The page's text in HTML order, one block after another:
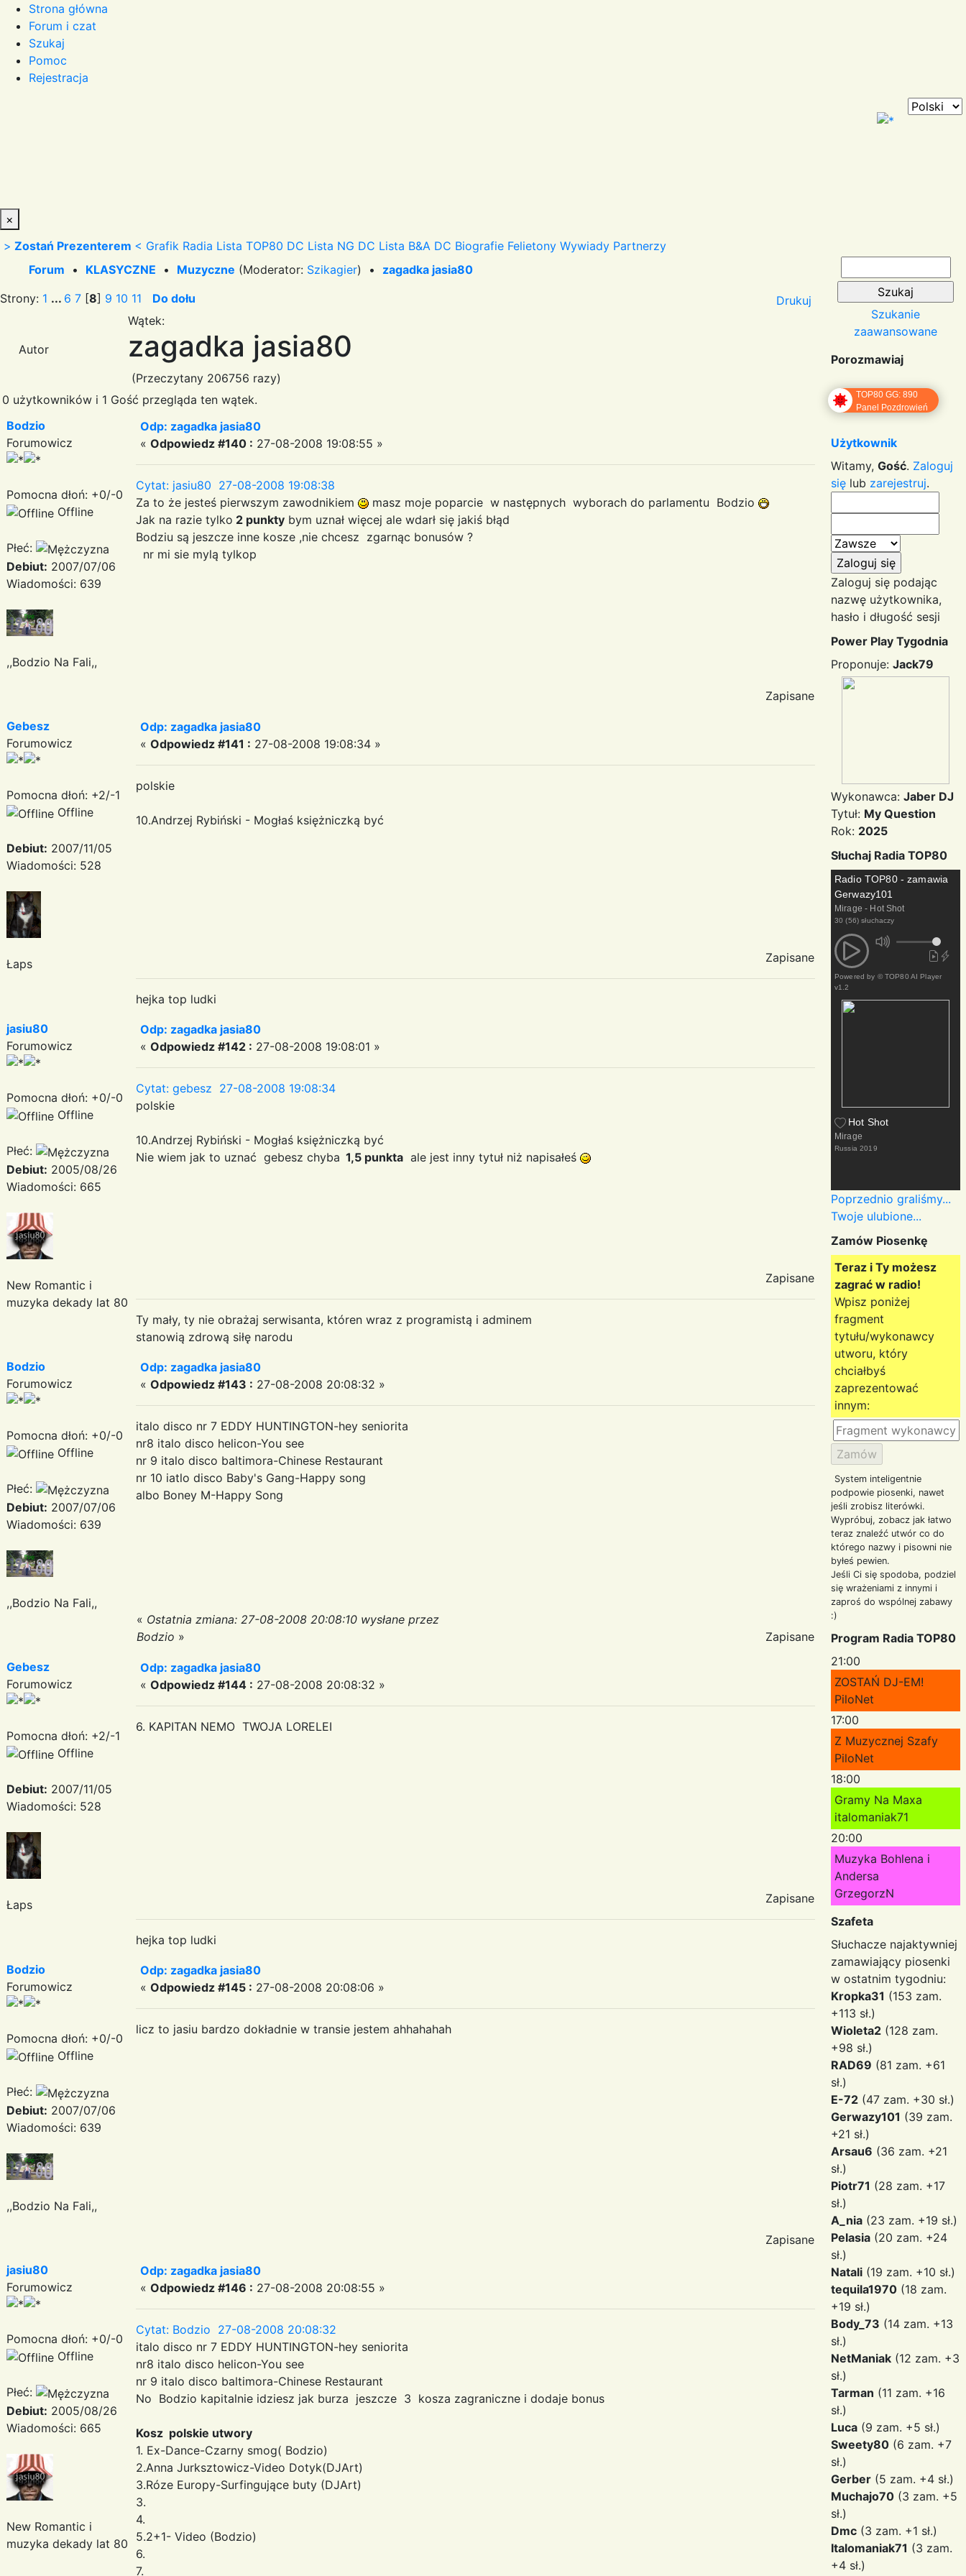
Strona główna
Forum i czat
Szukaj
Pomoc
Rejestracja
×
> Zostań Prezenterem < Grafik Radia Lista TOP80 DC Lista NG DC Lista B&A DC Biografie Felietony Wywiady Partnerzy
Forum • KLASYCZNE • Muzyczne (Moderator: Szikagier) • zagadka jasia80
Strony: 1 ... 6 7 [8] 9 10 11 Do dołu Drukuj
Autor
Wątek:
zagadka jasia80
(Przeczytany 206756 razy)
0 użytkowników i 1 Gość przegląda ten wątek.
Bodzio
Forumowicz
Pomocna dłoń: +0/-0
Offline
Płeć:
Debiut: 2007/07/06
Wiadomości: 639
,,Bodzio Na Fali,,
Odp: zagadka jasia80
« Odpowiedz #140 : 27-08-2008 19:08:55 »
Cytat: jasiu80 27-08-2008 19:08:38
Za to że jesteś pierwszym zawodnikiem
masz moje poparcie w następnych wyborach do parlamentu Bodzio
Jak na razie tylko 2 punkty bym uznał więcej ale wdarł się jakiś błąd
Bodziu są jeszcze inne kosze ,nie chcesz zgarnąc bonusów ?
nr mi sie mylą tylkop
Zapisane
Gebesz
Forumowicz
Pomocna dłoń: +2/-1
Offline
Debiut: 2007/11/05
Wiadomości: 528
Łaps
Odp: zagadka jasia80
« Odpowiedz #141 : 27-08-2008 19:08:34 »
polskie
10.Andrzej Rybiński - Mogłaś księżniczką być
Zapisane
hejka top ludki
jasiu80
Forumowicz
Pomocna dłoń: +0/-0
Offline
Płeć:
Debiut: 2005/08/26
Wiadomości: 665
New Romantic i
muzyka dekady lat 80
Odp: zagadka jasia80
« Odpowiedz #142 : 27-08-2008 19:08:01 »
Cytat: gebesz 27-08-2008 19:08:34
polskie
10.Andrzej Rybiński - Mogłaś księżniczką być
Nie wiem jak to uznać gebesz chyba 1,5 punkta ale jest inny tytuł niż napisałeś
Zapisane
Ty mały, ty nie obrażaj serwisanta, któren wraz z programistą i adminem
stanowią zdrową siłę narodu
Bodzio
Forumowicz
Pomocna dłoń: +0/-0
Offline
Płeć:
Debiut: 2007/07/06
Wiadomości: 639
,,Bodzio Na Fali,,
Odp: zagadka jasia80
« Odpowiedz #143 : 27-08-2008 20:08:32 »
italo disco nr 7 EDDY HUNTINGTON-hey seniorita
nr8 italo disco helicon-You see
nr 9 italo disco baltimora-Chinese Restaurant
nr 10 iatlo disco Baby's Gang-Happy song
albo Boney M-Happy Song
« Ostatnia zmiana: 27-08-2008 20:08:10 wysłane przez
Bodzio » Zapisane
Gebesz
Forumowicz
Pomocna dłoń: +2/-1
Offline
Debiut: 2007/11/05
Wiadomości: 528
Łaps
Odp: zagadka jasia80
« Odpowiedz #144 : 27-08-2008 20:08:32 »
6. KAPITAN NEMO TWOJA LORELEI
Zapisane
hejka top ludki
Bodzio
Forumowicz
Pomocna dłoń: +0/-0
Offline
Płeć:
Debiut: 2007/07/06
Wiadomości: 639
,,Bodzio Na Fali,,
Odp: zagadka jasia80
« Odpowiedz #145 : 27-08-2008 20:08:06 »
licz to jasiu bardzo dokładnie w transie jestem ahhahahah
Zapisane
jasiu80
Forumowicz
Pomocna dłoń: +0/-0
Offline
Płeć:
Debiut: 2005/08/26
Wiadomości: 665
New Romantic i
muzyka dekady lat 80
Odp: zagadka jasia80
« Odpowiedz #146 : 27-08-2008 20:08:55 »
Cytat: Bodzio 27-08-2008 20:08:32
italo disco nr 7 EDDY HUNTINGTON-hey seniorita
nr8 italo disco helicon-You see
nr 9 italo disco baltimora-Chinese Restaurant
No Bodzio kapitalnie idziesz jak burza jeszcze 3 kosza zagraniczne i dodaje bonus
Kosz polskie utwory
1. Ex-Dance-Czarny smog( Bodzio)
2.Anna Jurksztowicz-Video Dotyk(DJArt)
3.Róze Europy-Surfingujące buty (DJArt)
3.
4.
5.2+1- Video (Bodzio)
6.
7.
Szukanie
zaawansowane
Porozmawiaj
TOP80 GG: 890
Panel Pozdrowień
Użytkownik
Witamy, Gość. Zaloguj
się lub zarejestruj.
Zaloguj się podając
nazwę użytkownika,
hasło i długość sesji
Power Play Tygodnia
Proponuje: Jack79
Wykonawca: Jaber DJ
Tytuł: My Question
Rok: 2025
Słuchaj Radia TOP80
Radio TOP80 - zamawia
Gerwazy101
Mirage - Hot Shot
30 (56) słuchaczy
Powered by © TOP80 AI Player
v1.2
Hot Shot
Mirage
Russia 2019
Poprzednio graliśmy...
Twoje ulubione...
Zamów Piosenkę
Teraz i Ty możesz
zagrać w radio!
Wpisz poniżej
fragment
tytułu/wykonawcy
utworu, który
chciałbyś
zaprezentować
innym:
System inteligentnie
podpowie piosenki, nawet
jeśli zrobisz literówki.
Wypróbuj, zobacz jak łatwo
teraz znaleźć utwór co do
którego nazwy i pisowni nie
byłeś pewien.
Jeśli Ci się spodoba, podziel
się wrażeniami z innymi i
zaproś do wspólnej zabawy
:)
Program Radia TOP80
21:00
ZOSTAŃ DJ-EM!
PiloNet
17:00
Z Muzycznej Szafy
PiloNet
18:00
Gramy Na Maxa
italomaniak71
20:00
Muzyka Bohlena i
Andersa
GrzegorzN
Szafeta
Słuchacze najaktywniej
zamawiający piosenki
w ostatnim tygodniu:
Kropka31 (153 zam.
+113 sł.)
Wioleta2 (128 zam.
+98 sł.)
RAD69 (81 zam. +61
sł.)
E-72 (47 zam. +30 sł.)
Gerwazy101 (39 zam.
+21 sł.)
Arsau6 (36 zam. +21
sł.)
Piotr71 (28 zam. +17
sł.)
A_nia (23 zam. +19 sł.)
Pelasia (20 zam. +24
sł.)
Natali (19 zam. +10 sł.)
tequila1970 (18 zam.
+19 sł.)
Body_73 (14 zam. +13
sł.)
NetManiak (12 zam. +3
sł.)
Tarman (11 zam. +16
sł.)
Luca (9 zam. +5 sł.)
Sweety80 (6 zam. +7
sł.)
Gerber (5 zam. +4 sł.)
Muchajo70 (3 zam. +5
sł.)
Dmc (3 zam. +1 sł.)
Italomaniak71 (3 zam.
+4 sł.)